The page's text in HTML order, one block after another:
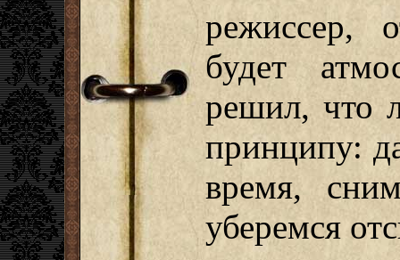
режиссер,
будет
решил, что
принципу:
время,
уберемся